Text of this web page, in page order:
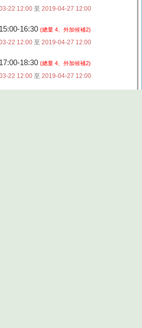
22 12:00 至 2019-04-27 12:00
16:30 (總量 4、外加候補2)
22 12:00 至 2019-04-27 12:00
18:30 (總量 4、外加候補2)
22 12:00 至 2019-04-27 12:00